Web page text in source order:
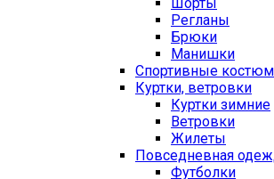
Регланы
Брюки
Манишки
Спортивные
Куртки, ветровки
Куртки зимние
Ветровки
Жилеты
Повседневная
Футболки